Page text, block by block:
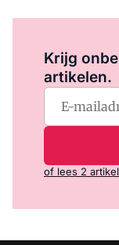
Krijg
artikelen.
of lees 2